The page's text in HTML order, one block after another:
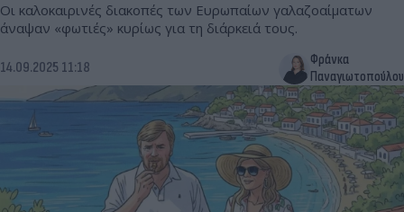
Οι καλοκαιρινές διακοπές των Ευρωπαίων γαλαζοαίματων
άναψαν «φωτιές» κυρίως για τη διάρκειά τους.
14.09.2025 11:18
Φράνκα
Παναγιωτοπούλου